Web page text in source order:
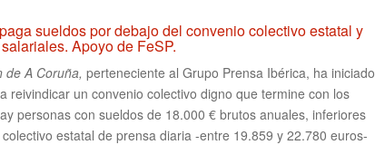
sueldos por debajo del convenio colectivo estatal y
Apoyo de FeSP.
de A Coruña, perteneciente al Grupo Prensa Ibérica, ha iniciado
reivindicar un convenio colectivo digno que termine con los
personas con sueldos de 18.000 € brutos anuales, inferiores
estatal de prensa diaria -entre 19.859 y 22.780 euros-